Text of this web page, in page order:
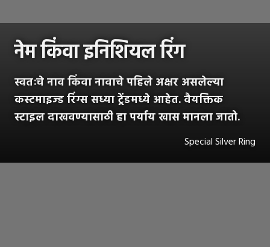
नेम किंवा इनिशियल रिंग
स्वतःचे नाव किंवा नावाचे पहिले अक्षर असलेल्या
कस्टमाइज्ड रिंग्स सध्या ट्रेंडमध्ये आहेत. वैयक्तिक
स्टाइल दाखवण्यासाठी हा पर्याय खास मानला जातो.
Special Silver Ring